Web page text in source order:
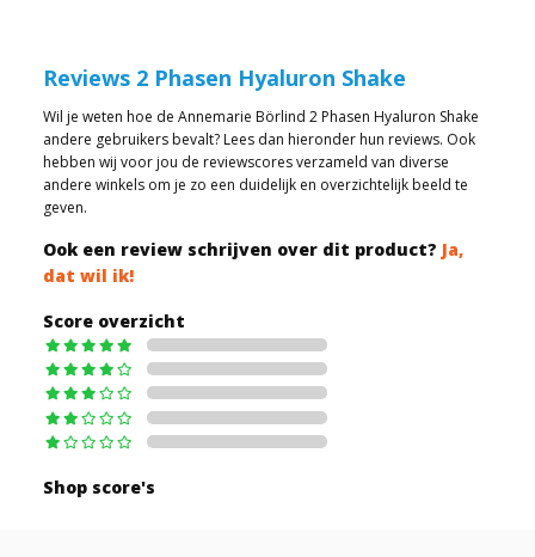
Reviews 2 Phasen Hyaluron Shake
Wil je weten hoe de Annemarie Börlind 2 Phasen Hyaluron Shake
andere gebruikers bevalt? Lees dan hieronder hun reviews. Ook
hebben wij voor jou de reviewscores verzameld van diverse
andere winkels om je zo een duidelijk en overzichtelijk beeld te
geven.
Ook een review schrijven over dit product? Ja,
dat wil ik!
Score overzicht
Shop score's